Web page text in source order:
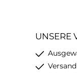
UNSERE